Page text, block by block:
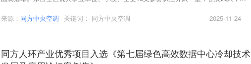
有创意的编排，在众多强队中脱颖而出，成功斩获大赛一等奖，并荣获“最佳创意奖”，在
来源： 同方中央空调 关键词： 同方中央空调 2025-11-24
同方人环产业优秀项目入选《第七届绿色高效数据中心冷却技术